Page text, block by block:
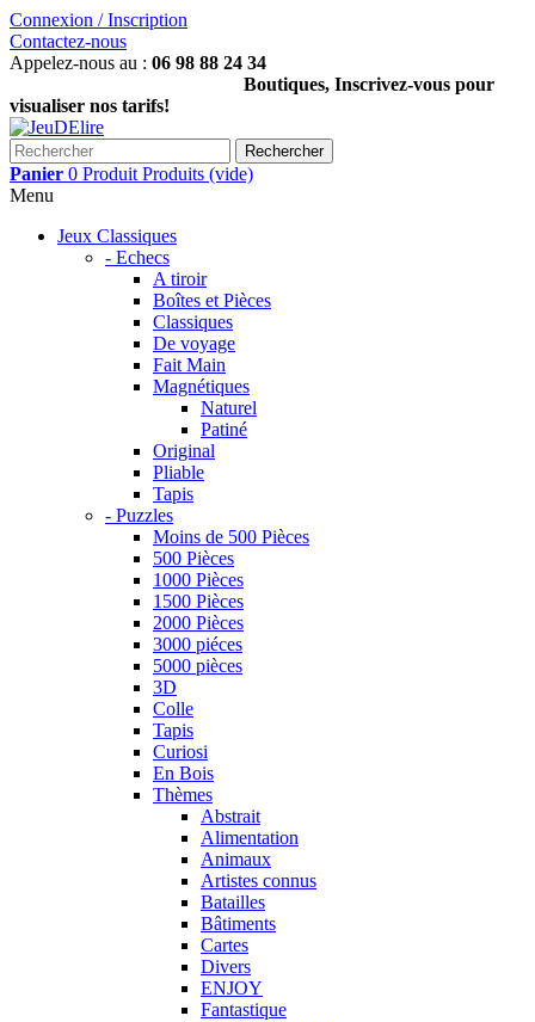
Connexion / Inscription
Contactez-nous
Appelez-nous au : 06 98 88 24 34
Boutiques, Inscrivez-vous pour
visualiser nos tarifs!
Rechercher
Panier 0 Produit Produits (vide)
Menu
Jeux Classiques
- Echecs
A tiroir
Boîtes et Pièces
Classiques
De voyage
Fait Main
Magnétiques
Naturel
Patiné
Original
Pliable
Tapis
- Puzzles
Moins de 500 Pièces
500 Pièces
1000 Pièces
1500 Pièces
2000 Pièces
3000 piéces
5000 pièces
3D
Colle
Tapis
Curiosi
En Bois
Thèmes
Abstrait
Alimentation
Animaux
Artistes connus
Batailles
Bâtiments
Cartes
Divers
ENJOY
Fantastique